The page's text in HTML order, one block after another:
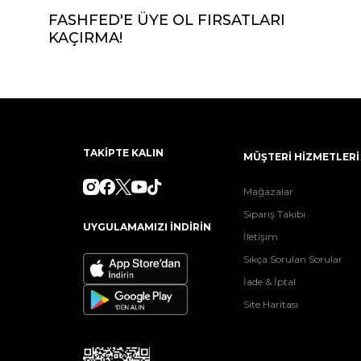
FASHFED'E ÜYE OL FIRSATLARI
KAÇIRMA!
TAKİPTE KALIN
UYGULAMAMIZI İNDİRİN
MÜŞTERİ HİZMETLERİ
Mağazalar
Sipariş Takibi
İletişim
Sıkça Sorulan Sorular
İade & İptal
Site Haritası